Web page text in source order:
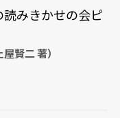
読みきかせの会ピ
賢二 著）